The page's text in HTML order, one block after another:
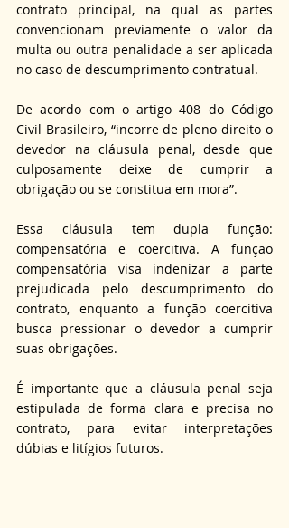
contrato principal, na qual as partes
convencionam previamente o valor da
multa ou outra penalidade a ser aplicada
no caso de descumprimento contratual.
De acordo com o artigo 408 do Código
Civil Brasileiro, “incorre de pleno direito o
devedor na cláusula penal, desde que
culposamente deixe de cumprir a
obrigação ou se constitua em mora”.
Essa cláusula tem dupla função:
compensatória e coercitiva. A função
compensatória visa indenizar a parte
prejudicada pelo descumprimento do
contrato, enquanto a função coercitiva
busca pressionar o devedor a cumprir
suas obrigações.
É importante que a cláusula penal seja
estipulada de forma clara e precisa no
contrato, para evitar interpretações
dúbias e litígios futuros.